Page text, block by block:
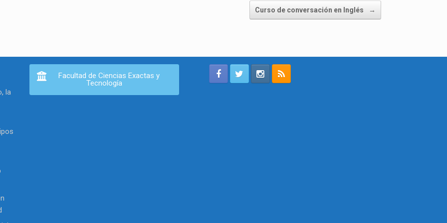
Curso de conversación en Inglés →
la
Facultad de Ciencias Exactas y
Tecnología